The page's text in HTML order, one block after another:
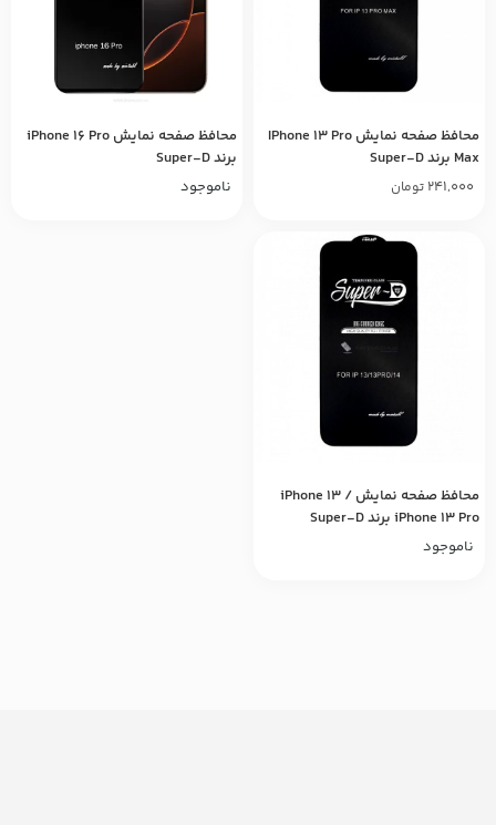
محافظ صفحه نمایش IPhone 13 Pro
Max برند Super-D
241,000 تومان
محافظ صفحه نمایش iPhone 16 Pro
برند Super-D
ناموجود
محافظ صفحه نمایش iPhone 13 /
iPhone 13 Pro برند Super-D
ناموجود